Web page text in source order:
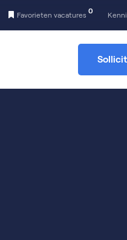
Favorieten vacatures
0